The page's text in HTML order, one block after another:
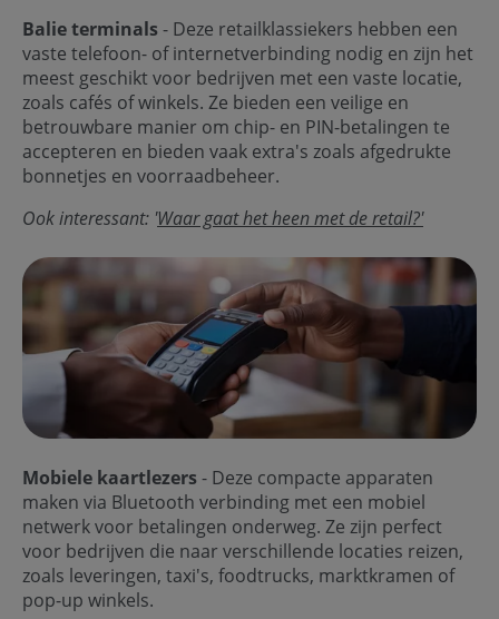
Balie terminals- Deze retailklassiekers hebben een
vaste telefoon- of internetverbinding nodig en zijn het
meest geschikt voor bedrijven met een vaste locatie,
zoals cafés of winkels. Ze bieden een veilige en
betrouwbare manier om chip- en PIN-betalingen te
accepteren en bieden vaak extra's zoals afgedrukte
bonnetjes en voorraadbeheer.
Ook interessant: 'Waar gaat het heen met de retail?'
Mobiele kaartlezers- Deze compacte apparaten
maken via Bluetooth verbinding met een mobiel
netwerk voor betalingen onderweg. Ze zijn perfect
voor bedrijven die naar verschillende locaties reizen,
zoals leveringen, taxi's, foodtrucks, marktkramen of
pop-up winkels.